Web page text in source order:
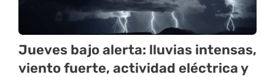
Jueves bajo alerta: lluvias intensas,
viento fuerte, actividad eléctrica y